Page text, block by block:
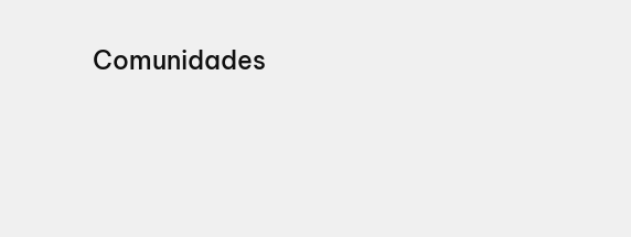
Comunidades